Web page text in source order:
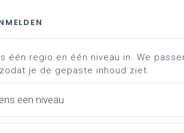
en D/A-finaliteit
finaliteit
en D/A-finaliteit
finaliteit
één regio en één niveau in. We
je de gepaste inhoud ziet.
een niveau